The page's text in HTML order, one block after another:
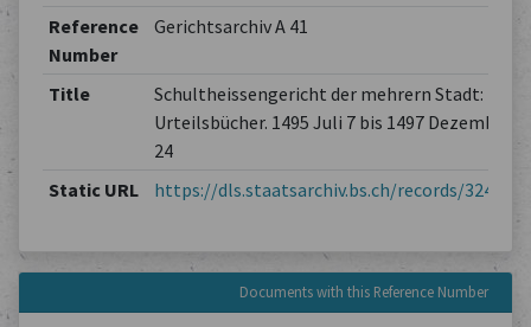
Reference
Number
Gerichtsarchiv A 41
Title
Schultheissengericht der mehrern Stadt:
Urteilsbücher. 1495 Juli 7 bis 1497 Dezember
24
Static URL
https://dls.staatsarchiv.bs.ch/records/324107
Documents with this Reference Number